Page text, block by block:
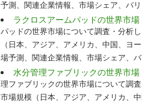
予測、関連企業情報、市場シェア、バ
ラクロスアームパッドの世界市場
パッドの世界市場について調査・分析
（日本、アジア、アメリカ、中国、ヨ
場予測、関連企業情報、市場シェア、
水分管理ファブリックの世界市場
理ファブリックの世界市場について調
市場規模（日本、アジア、アメリカ、